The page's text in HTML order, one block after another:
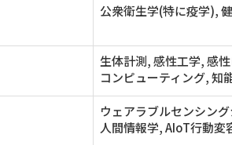
公衆衛生学(特に疫学),
生体計測, 感性工学, 感
コンピューティング, 知
ウェアラブルセンシン
人間情報学, AIoT行動変